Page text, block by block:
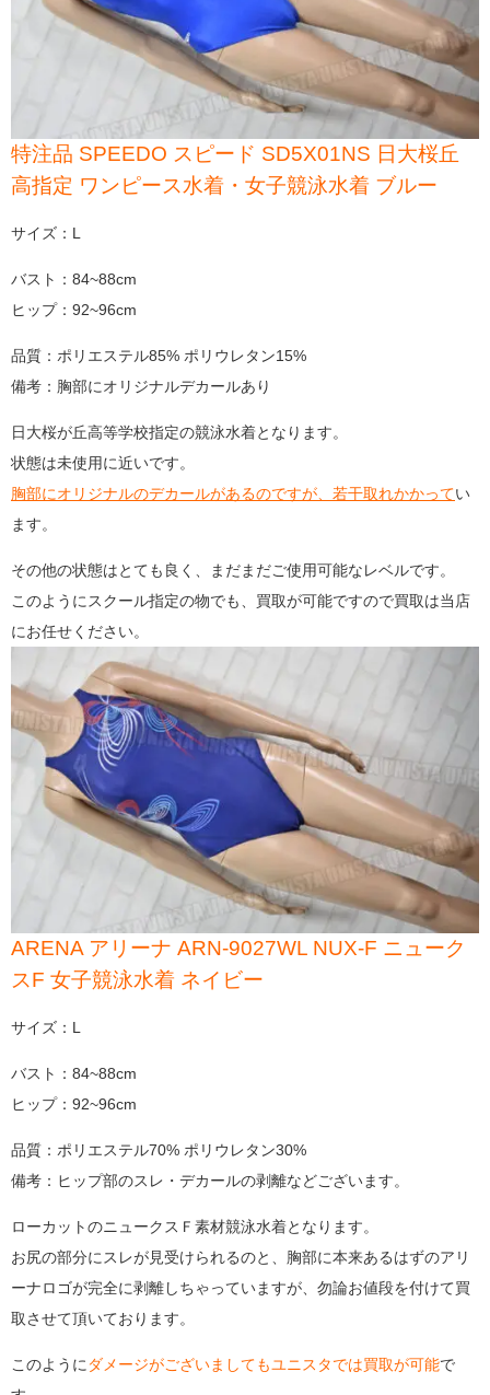
特注品 SPEEDO スピード SD5X01NS 日大桜丘
高指定 ワンピース水着・女子競泳水着 ブルー
サイズ：L
バスト：84~88cm
ヒップ：92~96cm
品質：ポリエステル85% ポリウレタン15%
備考：胸部にオリジナルデカールあり
日大桜が丘高等学校指定の競泳水着となります。
状態は未使用に近いです。
胸部にオリジナルのデカールがあるのですが、若干取れかかってい
ます。
その他の状態はとても良く、まだまだご使用可能なレベルです。
このようにスクール指定の物でも、買取が可能ですので買取は当店
にお任せください。
ARENA アリーナ ARN-9027WL NUX-F ニューク
スF 女子競泳水着 ネイビー
サイズ：L
バスト：84~88cm
ヒップ：92~96cm
品質：ポリエステル70% ポリウレタン30%
備考：ヒップ部のスレ・デカールの剥離などございます。
ローカットのニュークスＦ素材競泳水着となります。
お尻の部分にスレが見受けられるのと、胸部に本来あるはずのアリ
ーナロゴが完全に剥離しちゃっていますが、勿論お値段を付けて買
取させて頂いております。
このように ダメージがございましてもユニスタでは買取が可能で